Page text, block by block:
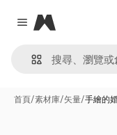
Close menu
Magnific
首頁/素材庫/矢量/手繪的